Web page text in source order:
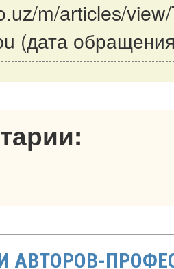
m/articles/view/
(дата
АВТОРОВ-